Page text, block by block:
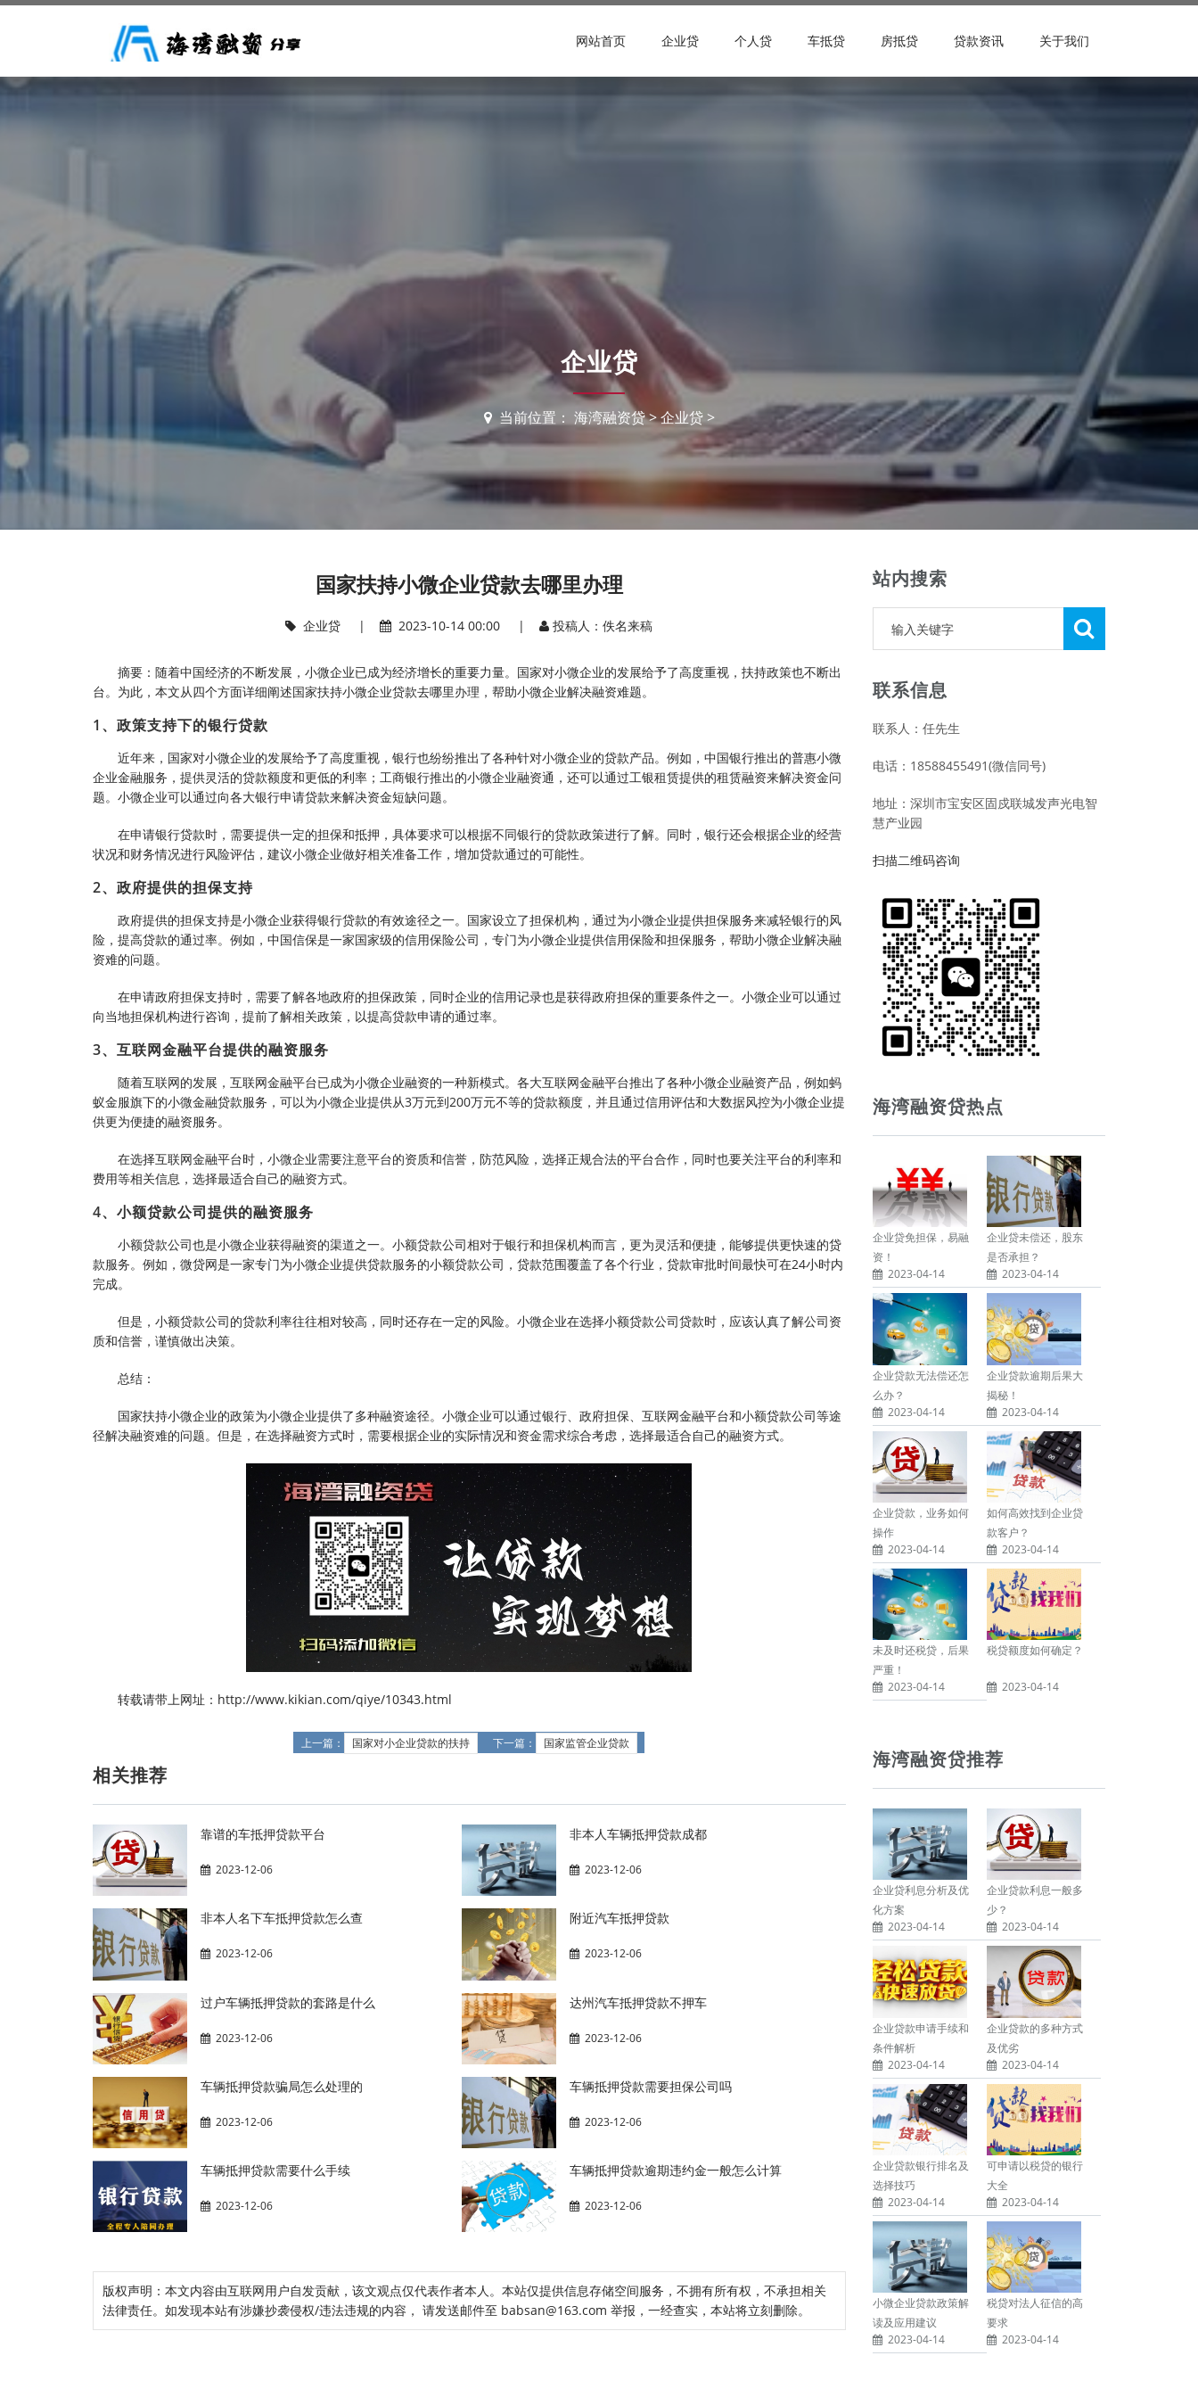
网站首页 企业贷 个人贷 车抵贷 房抵贷 贷款资讯 关于我们
企业贷
当前位置： 海湾融资贷>企业贷>
国家扶持小微企业贷款去哪里办理
企业贷 | 2023-10-14 00:00 | 投稿人：佚名来稿
摘要：随着中国经济的不断发展，小微企业已成为经济增长的重要力量。国家对小微企业的发展给予了高度重视，扶持政策也不断出
台。为此，本文从四个方面详细阐述国家扶持小微企业贷款去哪里办理，帮助小微企业解决融资难题。
1、政策支持下的银行贷款
近年来，国家对小微企业的发展给予了高度重视，银行也纷纷推出了各种针对小微企业的贷款产品。例如，中国银行推出的普惠小微
企业金融服务，提供灵活的贷款额度和更低的利率；工商银行推出的小微企业融资通，还可以通过工银租赁提供的租赁融资来解决资金问
题。小微企业可以通过向各大银行申请贷款来解决资金短缺问题。
在申请银行贷款时，需要提供一定的担保和抵押，具体要求可以根据不同银行的贷款政策进行了解。同时，银行还会根据企业的经营
状况和财务情况进行风险评估，建议小微企业做好相关准备工作，增加贷款通过的可能性。
2、政府提供的担保支持
政府提供的担保支持是小微企业获得银行贷款的有效途径之一。国家设立了担保机构，通过为小微企业提供担保服务来减轻银行的风
险，提高贷款的通过率。例如，中国信保是一家国家级的信用保险公司，专门为小微企业提供信用保险和担保服务，帮助小微企业解决融
资难的问题。
在申请政府担保支持时，需要了解各地政府的担保政策，同时企业的信用记录也是获得政府担保的重要条件之一。小微企业可以通过
向当地担保机构进行咨询，提前了解相关政策，以提高贷款申请的通过率。
3、互联网金融平台提供的融资服务
随着互联网的发展，互联网金融平台已成为小微企业融资的一种新模式。各大互联网金融平台推出了各种小微企业融资产品，例如蚂
蚁金服旗下的小微金融贷款服务，可以为小微企业提供从3万元到200万元不等的贷款额度，并且通过信用评估和大数据风控为小微企业提
供更为便捷的融资服务。
在选择互联网金融平台时，小微企业需要注意平台的资质和信誉，防范风险，选择正规合法的平台合作，同时也要关注平台的利率和
费用等相关信息，选择最适合自己的融资方式。
4、小额贷款公司提供的融资服务
小额贷款公司也是小微企业获得融资的渠道之一。小额贷款公司相对于银行和担保机构而言，更为灵活和便捷，能够提供更快速的贷
款服务。例如，微贷网是一家专门为小微企业提供贷款服务的小额贷款公司，贷款范围覆盖了各个行业，贷款审批时间最快可在24小时内
完成。
但是，小额贷款公司的贷款利率往往相对较高，同时还存在一定的风险。小微企业在选择小额贷款公司贷款时，应该认真了解公司资
质和信誉，谨慎做出决策。
总结：
国家扶持小微企业的政策为小微企业提供了多种融资途径。小微企业可以通过银行、政府担保、互联网金融平台和小额贷款公司等途
径解决融资难的问题。但是，在选择融资方式时，需要根据企业的实际情况和资金需求综合考虑，选择最适合自己的融资方式。
转载请带上网址：http://www.kikian.com/qiye/10343.html
上一篇： 国家对小企业贷款的扶持 下一篇： 国家监管企业贷款
相关推荐
靠谱的车抵押贷款平台
2023-12-06
非本人车辆抵押贷款成都
2023-12-06
非本人名下车抵押贷款怎么查
2023-12-06
附近汽车抵押贷款
2023-12-06
过户车辆抵押贷款的套路是什么
2023-12-06
达州汽车抵押贷款不押车
2023-12-06
车辆抵押贷款骗局怎么处理的
2023-12-06
车辆抵押贷款需要担保公司吗
2023-12-06
车辆抵押贷款需要什么手续
2023-12-06
车辆抵押贷款逾期违约金一般怎么计算
2023-12-06
版权声明：本文内容由互联网用户自发贡献，该文观点仅代表作者本人。本站仅提供信息存储空间服务，不拥有所有权，不承担相关
法律责任。如发现本站有涉嫌抄袭侵权/违法违规的内容， 请发送邮件至 babsan@163.com 举报，一经查实，本站将立刻删除。
站内搜索
联系信息
联系人：任先生
电话：18588455491(微信同号)
地址：深圳市宝安区固戍联城发声光电智
慧产业园
扫描二维码咨询
海湾融资贷热点
企业贷免担保，易融
资！
2023-04-14
企业贷未偿还，股东
是否承担？
2023-04-14
企业贷款无法偿还怎
么办？
2023-04-14
企业贷款逾期后果大
揭秘！
2023-04-14
企业贷款，业务如何
操作
2023-04-14
如何高效找到企业贷
款客户？
2023-04-14
未及时还税贷，后果
严重！
2023-04-14
税贷额度如何确定？
2023-04-14
海湾融资贷推荐
企业贷利息分析及优
化方案
2023-04-14
企业贷款利息一般多
少？
2023-04-14
企业贷款申请手续和
条件解析
2023-04-14
企业贷款的多种方式
及优劣
2023-04-14
企业贷款银行排名及
选择技巧
2023-04-14
可申请以税贷的银行
大全
2023-04-14
小微企业贷款政策解
读及应用建议
2023-04-14
税贷对法人征信的高
要求
2023-04-14